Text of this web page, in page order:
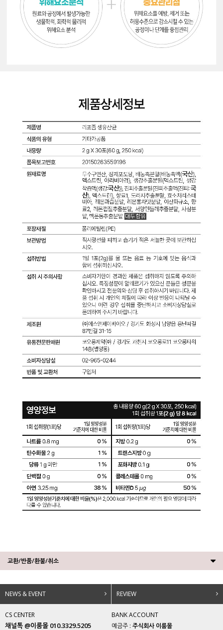
교환/반품/환불/취소
NEWS & EVENT REVIEW
CS CENTER
채널톡 @이룸몰 010.3329.5205
BANK ACCOUNT
예금주 : 주식회사 이룸몰